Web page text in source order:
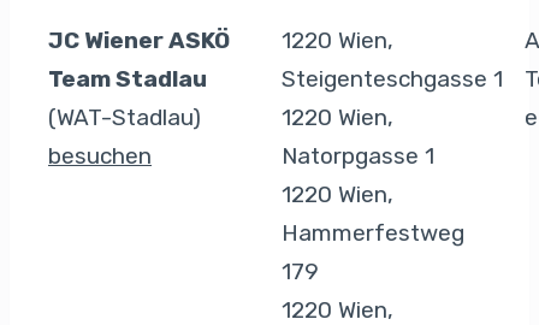
JC Wiener ASKÖ
Team Stadlau
(WAT-Stadlau)
besuchen
1220 Wien,
Steigenteschgasse 1
1220 Wien,
Natorpgasse 1
1220 Wien,
Hammerfestweg
179
1220 Wien,